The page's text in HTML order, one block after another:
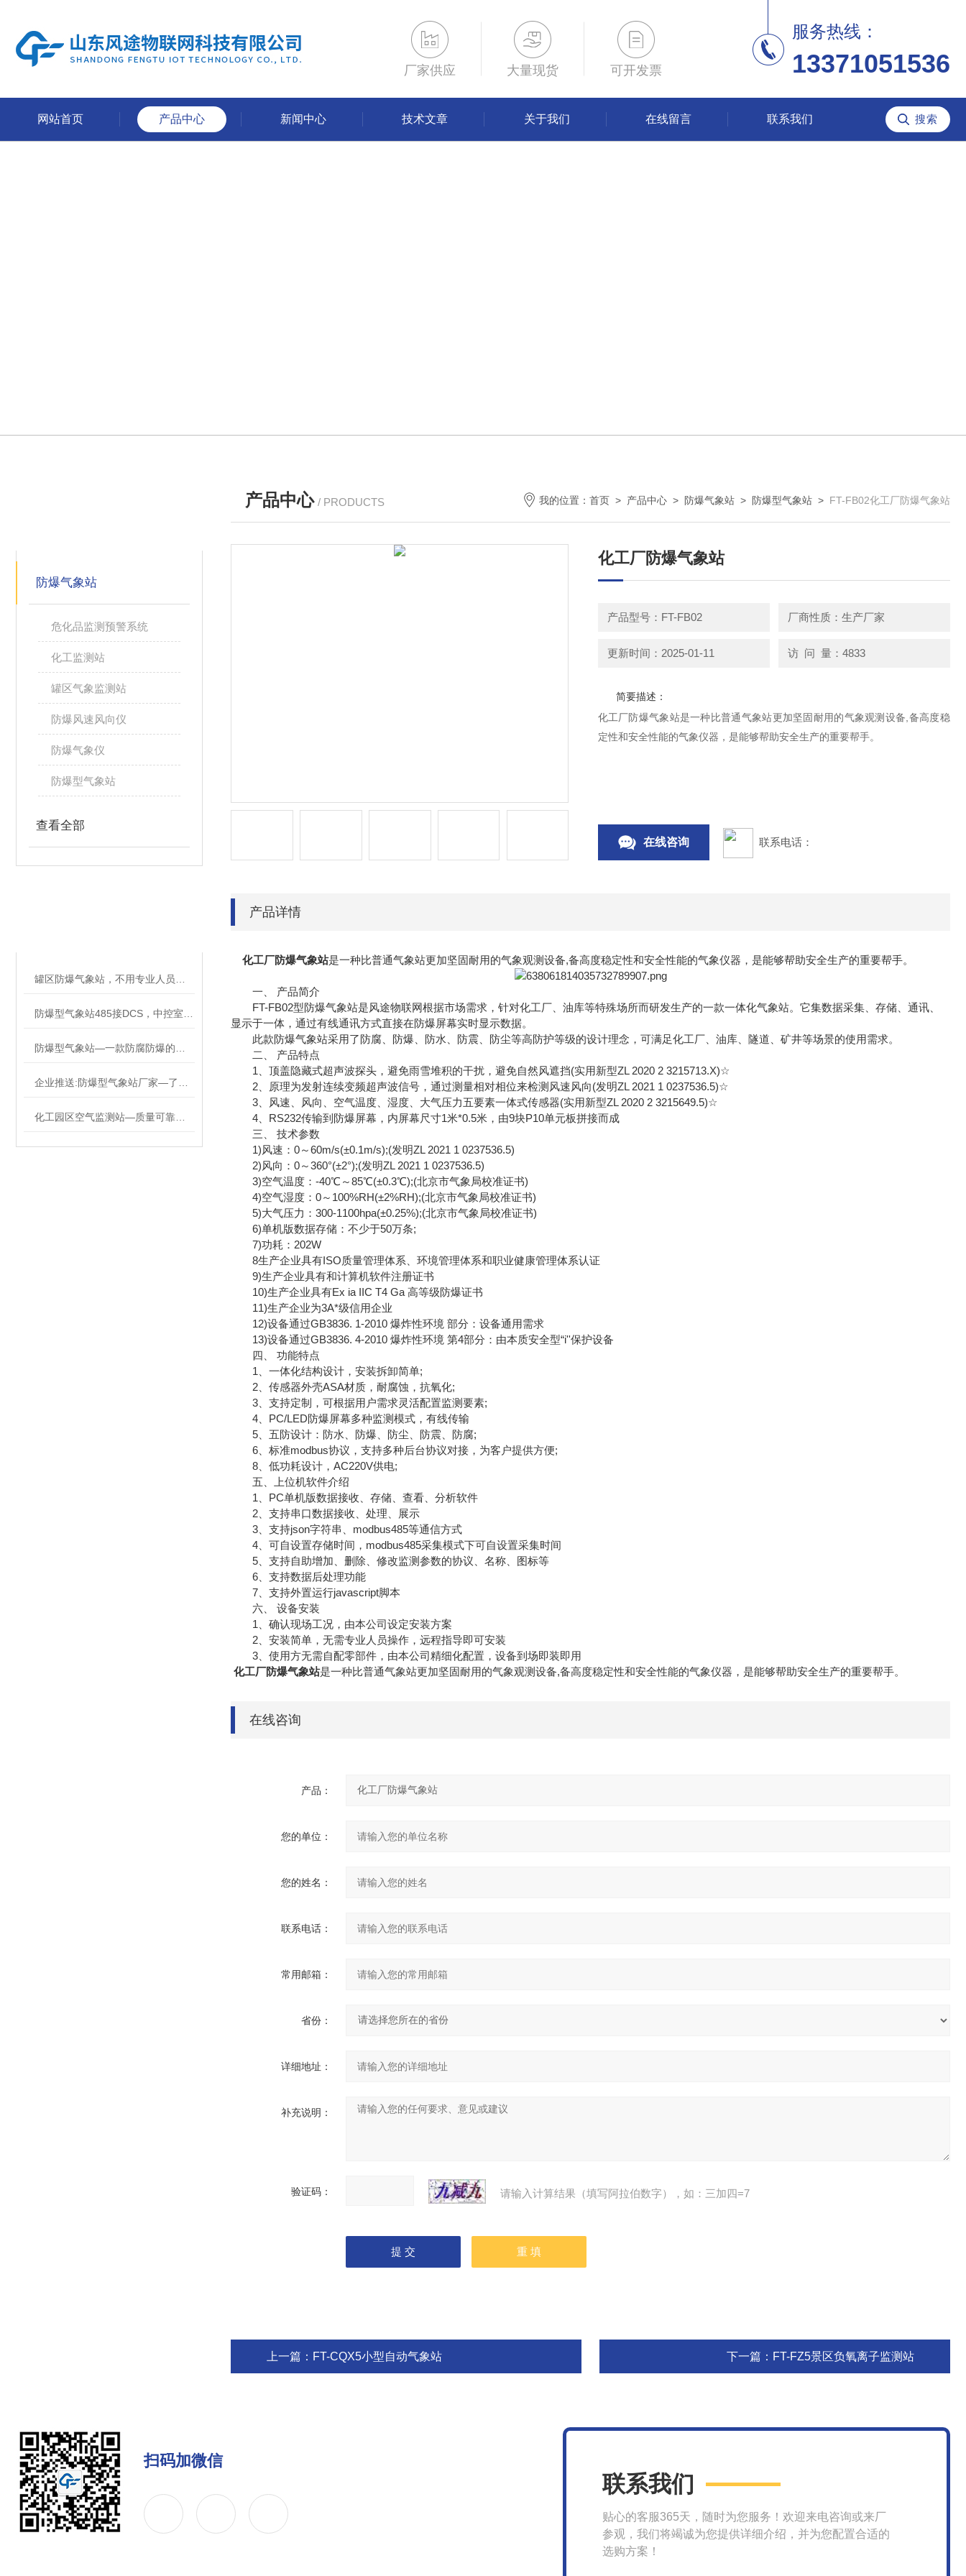
厂家供应 大量现货 可开发票
服务热线：
13371051536
网站首页 产品中心 新闻中心 技术文章 关于我们 在线留言 联系我们
防爆气象站
危化品监测预警系统
化工监测站
罐区气象监测站
防爆风速风向仪
防爆气象仪
防爆型气象站
查看全部
产品中心 / PRODUCTS 我的位置： 首页 > 产品中心 > 防爆气象站 > 防爆型气象站 > FT-FB02化工厂防爆气象站
化工厂防爆气象站
产品型号：FT-FB02 厂商性质：生产厂家
更新时间：2025-01-11 访 问 量：4833
简要描述：
化工厂防爆气象站是一种比普通气象站更加坚固耐用的气象观测设备,备高度稳
定性和安全性能的气象仪器，是能够帮助安全生产的重要帮手。
在线咨询 联系电话：
产品详情
化工厂防爆气象站是一种比普通气象站更加坚固耐用的气象观测设备,备高度稳定性和安全性能的气象仪器，是能够帮助安全生产的重要帮手。
一、 产品简介
FT-FB02型防爆气象站是风途物联网根据市场需求，针对化工厂、油库等特殊场所而研发生产的一款一体化气象站。它集数据采集、存储、通讯、
显示于一体，通过有线通讯方式直接在防爆屏幕实时显示数据。
此款防爆气象站采用了防腐、防爆、防水、防震、防尘等高防护等级的设计理念，可满足化工厂、油库、隧道、矿井等场景的使用需求。
二、 产品特点
1、顶盖隐藏式超声波探头，避免雨雪堆积的干扰，避免自然风遮挡(实用新型ZL 2020 2 3215713.X)☆
2、原理为发射连续变频超声波信号，通过测量相对相位来检测风速风向(发明ZL 2021 1 0237536.5)☆
3、风速、风向、空气温度、湿度、大气压力五要素一体式传感器(实用新型ZL 2020 2 3215649.5)☆
4、RS232传输到防爆屏幕，内屏幕尺寸1米*0.5米，由9块P10单元板拼接而成
三、 技术参数
1)风速：0～60m/s(±0.1m/s);(发明ZL 2021 1 0237536.5)
2)风向：0～360°(±2°);(发明ZL 2021 1 0237536.5)
3)空气温度：-40℃～85℃(±0.3℃);(北京市气象局校准证书)
4)空气湿度：0～100%RH(±2%RH);(北京市气象局校准证书)
5)大气压力：300-1100hpa(±0.25%);(北京市气象局校准证书)
6)单机版数据存储：不少于50万条;
7)功耗：202W
8生产企业具有ISO质量管理体系、环境管理体系和职业健康管理体系认证
9)生产企业具有和计算机软件注册证书
10)生产企业具有Ex ia IIC T4 Ga 高等级防爆证书
11)生产企业为3A*级信用企业
12)设备通过GB3836. 1-2010 爆炸性环境 部分：设备通用需求
13)设备通过GB3836. 4-2010 爆炸性环境 第4部分：由本质安全型“i''保护设备
四、 功能特点
1、一体化结构设计，安装拆卸简单;
2、传感器外壳ASA材质，耐腐蚀，抗氧化;
3、支持定制，可根据用户需求灵活配置监测要素;
4、PC/LED防爆屏幕多种监测模式，有线传输
5、五防设计：防水、防爆、防尘、防震、防腐;
6、标准modbus协议，支持多种后台协议对接，为客户提供方便;
8、低功耗设计，AC220V供电;
五、上位机软件介绍
1、PC单机版数据接收、存储、查看、分析软件
2、支持串口数据接收、处理、展示
3、支持json字符串、modbus485等通信方式
4、可自设置存储时间，modbus485采集模式下可自设置采集时间
5、支持自助增加、删除、修改监测参数的协议、名称、图标等
6、支持数据后处理功能
7、支持外置运行javascript脚本
六、 设备安装
1、确认现场工况，由本公司设定安装方案
2、安装简单，无需专业人员操作，远程指导即可安装
3、使用方无需自配零部件，由本公司精细化配置，设备到场即装即用
化工厂防爆气象站是一种比普通气象站更加坚固耐用的气象观测设备,备高度稳定性和安全性能的气象仪器，是能够帮助安全生产的重要帮手。
在线咨询
产品：
您的单位：
您的姓名：
联系电话：
常用邮箱：
省份：
详细地址：
补充说明：
验证码： 请输入计算结果（填写阿拉伯数字），如：三加四=7
上一篇： FT-CQX5小型自动气象站 下一篇： FT-FZ5景区负氧离子监测站
扫码加微信
联系我们
贴心的客服365天，随时为您服务！欢迎来电咨询或来厂
参观，我们将竭诚为您提供详细介绍，并为您配置合适的
选购方案！